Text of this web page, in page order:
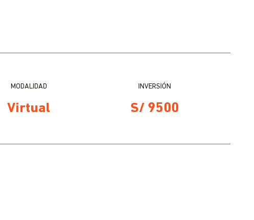
MODALIDAD
Virtual
INVERSIÓN
S/ 9500